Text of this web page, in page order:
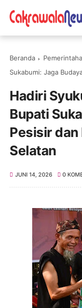
Beranda
Sukabumi: Jaga
Hadiri
Bupati
Pesisir
Selatan
JUNI 14, 2026 0